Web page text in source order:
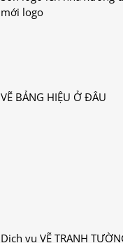
mới logo
VẼ BẢNG HIỆU Ở ĐÂU
Dịch vụ VẼ TRANH